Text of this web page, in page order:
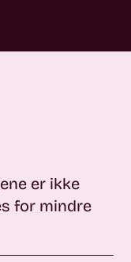
er ikke
for mindre